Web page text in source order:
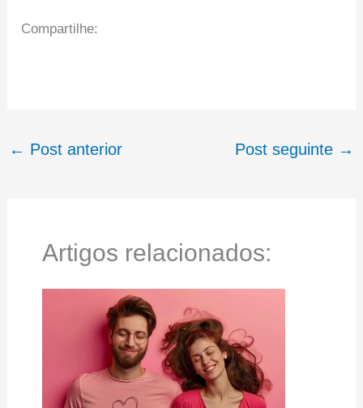
Compartilhe:
← Post anterior Post seguinte →
Artigos relacionados: